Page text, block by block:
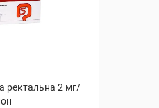
ректальна 2 мг/